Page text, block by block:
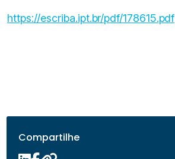
https://escriba.ipt.br/pdf/178615.pdf
Compartilhe